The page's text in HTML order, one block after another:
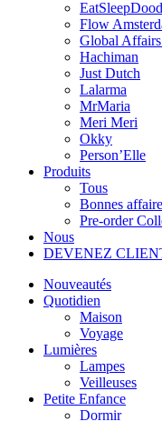
Flow
Global
Hachiman
Just Dutch
Lalarma
MrMaria
Meri Meri
Okky
Person’Elle
Produits
Tous
Bonnes
Pre-order
Nous
DEVENEZ
Nouveautés
Quotidien
Maison
Voyage
Lumières
Lampes
Veilleuses
Petite Enfance
Dormir